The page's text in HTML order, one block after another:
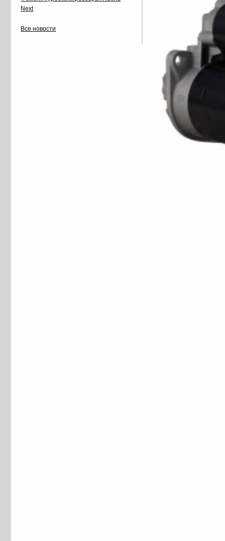
Next
Все новости